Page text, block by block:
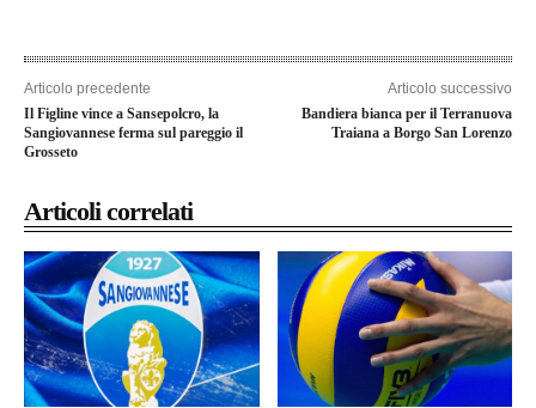
Articolo precedente
Il Figline vince a Sansepolcro, la
Sangiovannese ferma sul pareggio il
Grosseto
Articolo successivo
Bandiera bianca per il Terranuova
Traiana a Borgo San Lorenzo
Articoli correlati